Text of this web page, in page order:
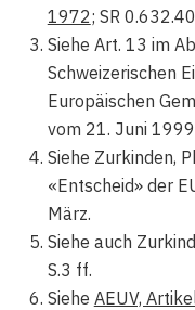
1972; SR
Siehe Art. 13 im
Schweizerischen
Europäischen
vom 21. Juni
Siehe Zurkinden,
«Entscheid» der
März.
Siehe auch
S.3 ff.
Siehe AEUV,